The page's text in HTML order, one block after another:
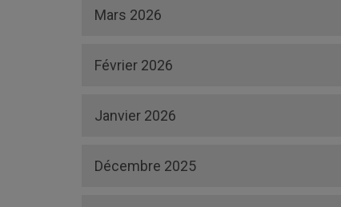
Mars 2026
Février 2026
Janvier 2026
Décembre 2025